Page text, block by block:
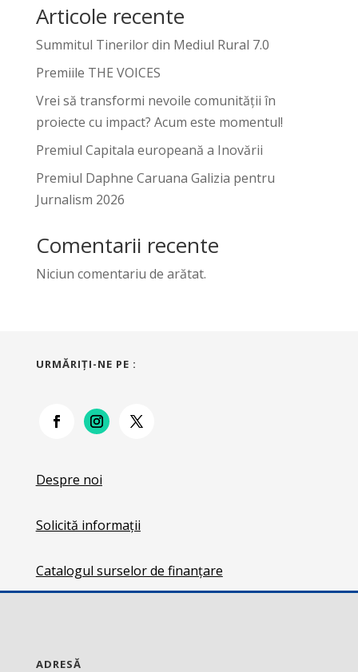
Articole recente
Summitul Tinerilor din Mediul Rural 7.0
Premiile THE VOICES
Vrei să transformi nevoile comunității în
proiecte cu impact? Acum este momentul!
Premiul Capitala europeană a Inovării
Premiul Daphne Caruana Galizia pentru
Jurnalism 2026
Comentarii recente
Niciun comentariu de arătat.
URMĂRIŢI-NE PE :
Despre noi
Solicită informații
Catalogul surselor de finanțare
ADRESĂ